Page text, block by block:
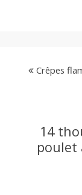
Crêpes
14
poulet